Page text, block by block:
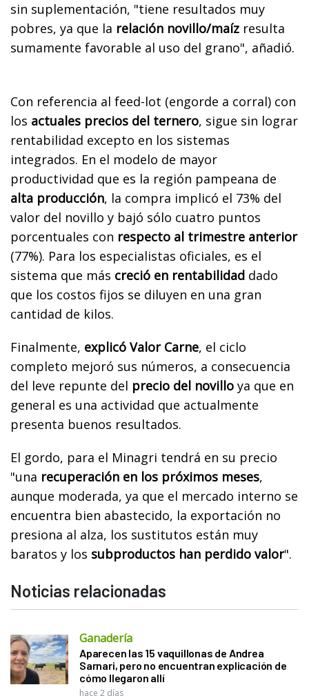
sin suplementación, "tiene resultados muy
pobres, ya que la relación novillo/maíz resulta
sumamente favorable al uso del grano", añadió.
Con referencia al feed-lot (engorde a corral) con
los actuales precios del ternero, sigue sin lograr
rentabilidad excepto en los sistemas
integrados. En el modelo de mayor
productividad que es la región pampeana de
alta producción, la compra implicó el 73% del
valor del novillo y bajó sólo cuatro puntos
porcentuales con respecto al trimestre anterior
(77%). Para los especialistas oficiales, es el
sistema que más creció en rentabilidad dado
que los costos fijos se diluyen en una gran
cantidad de kilos.
Finalmente, explicó Valor Carne, el ciclo
completo mejoró sus números, a consecuencia
del leve repunte del precio del novillo ya que en
general es una actividad que actualmente
presenta buenos resultados.
El gordo, para el Minagri tendrá en su precio
"una recuperación en los próximos meses,
aunque moderada, ya que el mercado interno se
encuentra bien abastecido, la exportación no
presiona al alza, los sustitutos están muy
baratos y los subproductos han perdido valor".
Noticias relacionadas
Ganadería
Aparecen las 15 vaquillonas de Andrea
Sarnari, pero no encuentran explicación de
cómo llegaron allí
hace 2 días